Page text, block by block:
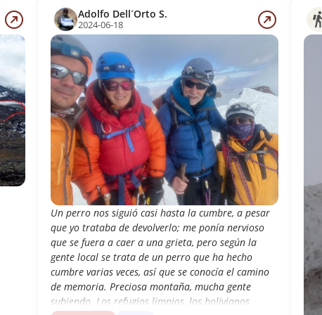
Adolfo Dell´Orto S.
2024-06-18
Un perro nos siguió casi hasta la cumbre, a pesar
que yo trataba de devolverlo; me ponía nervioso
que se fuera a caer a una grieta, pero según la
gente local se trata de un perro que ha hecho
cumbre varias veces, así que se conocía el camino
de memoria. Preciosa montaña, mucha gente
subiendo. Los refugios limpios, los bolivianos